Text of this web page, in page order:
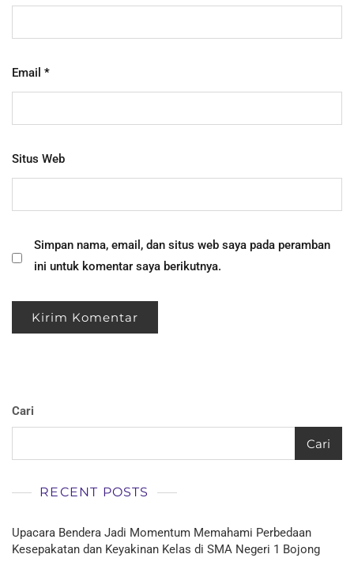
Email *
Situs Web
Simpan nama, email, dan situs web saya pada peramban
ini untuk komentar saya berikutnya.
Cari
Cari
RECENT POSTS
Upacara Bendera Jadi Momentum Memahami Perbedaan
Kesepakatan dan Keyakinan Kelas di SMA Negeri 1 Bojong